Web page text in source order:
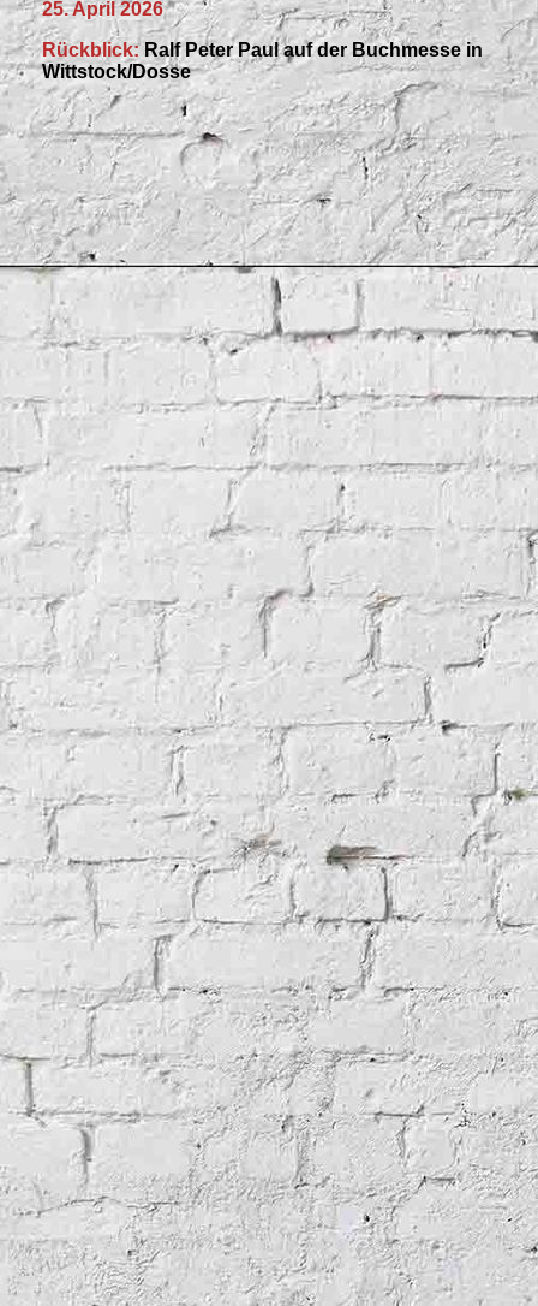
25. April 2026
Rückblick: Ralf Peter Paul auf der Buchmesse in
Wittstock/Dosse
Lehmann_Messe1